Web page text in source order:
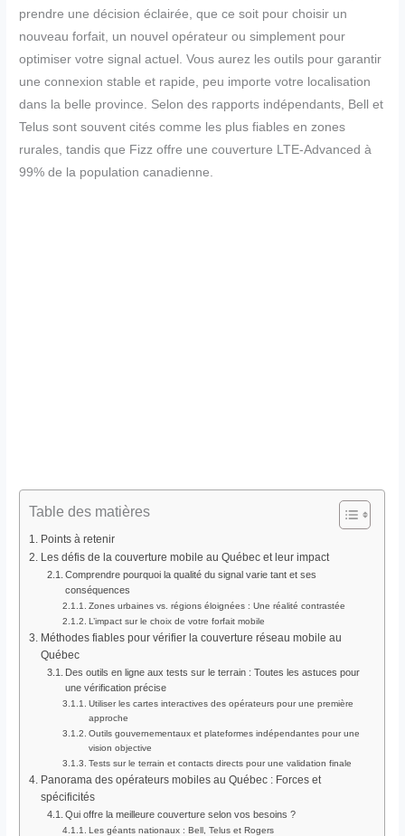
prendre une décision éclairée, que ce soit pour choisir un
nouveau forfait, un nouvel opérateur ou simplement pour
optimiser votre signal actuel. Vous aurez les outils pour garantir
une connexion stable et rapide, peu importe votre localisation
dans la belle province. Selon des rapports indépendants, Bell et
Telus sont souvent cités comme les plus fiables en zones
rurales, tandis que Fizz offre une couverture LTE-Advanced à
99% de la population canadienne.
Table des matières
Points à retenir
Les défis de la couverture mobile au Québec et leur impact
Comprendre pourquoi la qualité du signal varie tant et ses
conséquences
Zones urbaines vs. régions éloignées : Une réalité contrastée
L’impact sur le choix de votre forfait mobile
Méthodes fiables pour vérifier la couverture réseau mobile au
Québec
Des outils en ligne aux tests sur le terrain : Toutes les astuces pour
une vérification précise
Utiliser les cartes interactives des opérateurs pour une première
approche
Outils gouvernementaux et plateformes indépendantes pour une
vision objective
Tests sur le terrain et contacts directs pour une validation finale
Panorama des opérateurs mobiles au Québec : Forces et
spécificités
Qui offre la meilleure couverture selon vos besoins ?
Les géants nationaux : Bell, Telus et Rogers